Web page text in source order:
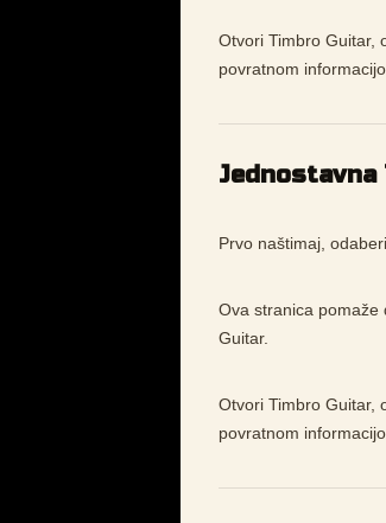
Otvori Timbro Guitar,
povratnom
Prvo naštimaj,
Ova stranica pomaže
Guitar.
Otvori Timbro Guitar,
povratnom